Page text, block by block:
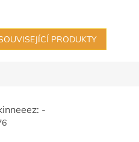
PRODUKTY
-